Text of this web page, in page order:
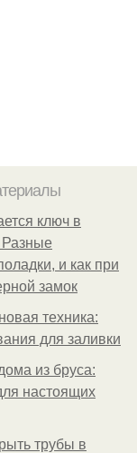
ключ в
и как при
замок
техника:
для заливки
из бруса:
настоящих
трубы в